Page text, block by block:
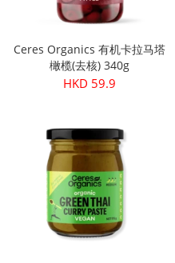
Ceres Organics 有机卡拉马塔
橄榄(去核) 340g
HKD 59.9